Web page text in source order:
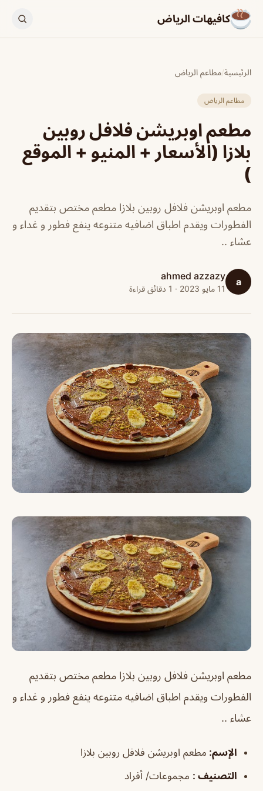
كافيهات الرياض
الرئيسية/مطاعم الرياض
مطاعم الرياض
مطعم اوبريشن فلافل روبين
بلازا (الأسعار + المنيو + الموقع
)
مطعم اوبريشن فلافل روبين بلازا مطعم مختص بتقديم
الفطورات ويقدم اطباق اضافيه متنوعه ينفع فطور و غداء و
عشاء ..
a
ahmed azzazy
11 مايو 2023 · 1 دقائق قراءة
مطعم اوبريشن فلافل روبين بلازا مطعم مختص بتقديم
الفطورات ويقدم اطباق اضافيه متنوعه ينفع فطور و غداء و
عشاء ..
الإسم: مطعم اوبريشن فلافل روبين بلازا
التصنيف : مجموعات/ أفراد